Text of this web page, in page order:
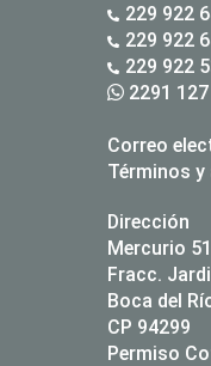
229 922
229 922
229 922
2291
Correo
Términos y
Dirección
Mercurio
Fracc.
Boca del
CP 94299
Permiso